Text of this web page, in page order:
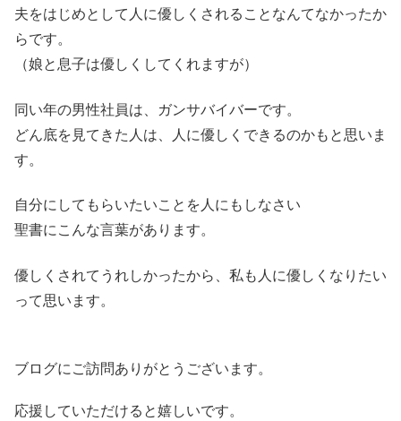
夫をはじめとして人に優しくされることなんてなかったか
らです。
（娘と息子は優しくしてくれますが）
同い年の男性社員は、ガンサバイバーです。
どん底を見てきた人は、人に優しくできるのかもと思いま
す。
自分にしてもらいたいことを人にもしなさい
聖書にこんな言葉があります。
優しくされてうれしかったから、私も人に優しくなりたい
って思います。
ブログにご訪問ありがとうございます。
応援していただけると嬉しいです。